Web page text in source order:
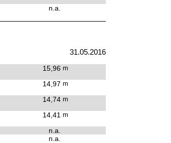
n.a.
31.05.2016
15,96 m
14,97 m
14,74 m
14,41 m
n.a.
n.a.